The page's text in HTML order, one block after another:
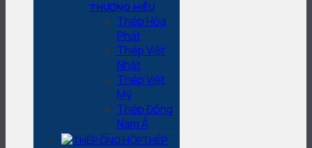
THƯƠNG HIỆU
Thép Hòa
Phát
Thép Việt
Nhật
Thép Việt
Mỹ
Thép Đông
Nam Á
THÉP